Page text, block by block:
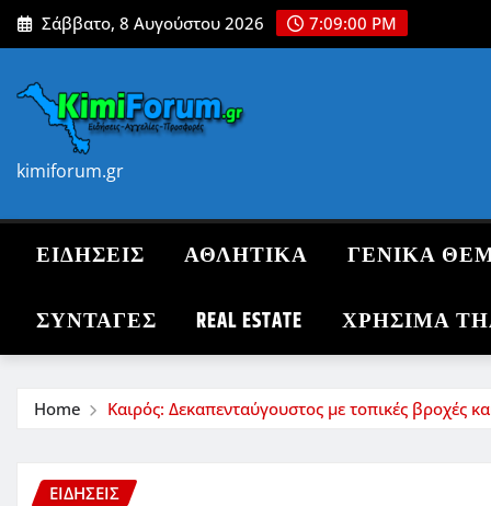
Skip
to
Σάββατο, 8 Αυγούστου 2026 7:09:01 PM
kimiforum.gr
ΕΙΔΗΣΕΙΣ ΑΘΛΗΤΙΚΑ ΓΕΝΙΚΑ
ΣΥΝΤΑΓΈΣ REAL ESTATE ΧΡΗΣΙΜΑ
Home Καιρός: Δεκαπενταύγουστος με τοπικές βροχές
ΕΙΔΗΣΕΙΣ